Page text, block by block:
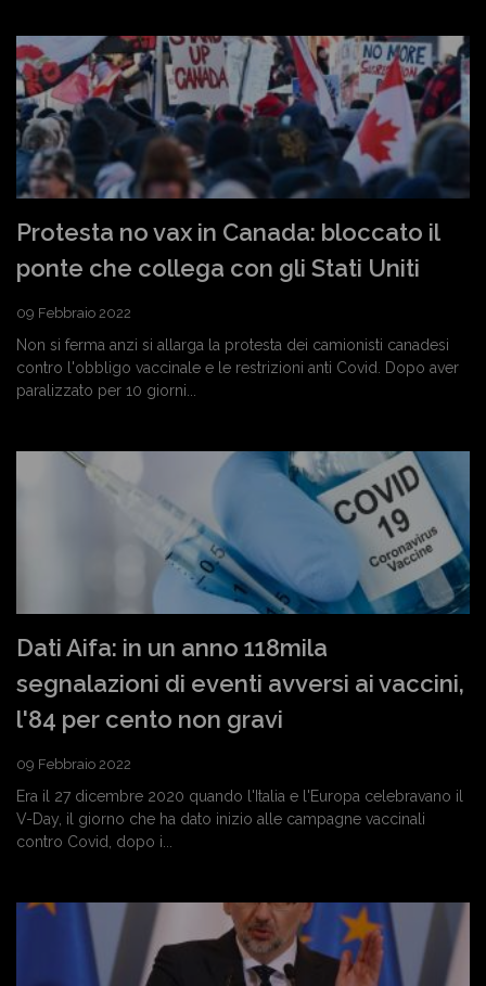
Protesta no vax in Canada: bloccato il
ponte che collega con gli Stati Uniti
09 Febbraio 2022
Non si ferma anzi si allarga la protesta dei camionisti canadesi
contro l'obbligo vaccinale e le restrizioni anti Covid. Dopo aver
paralizzato per 10 giorni...
Dati Aifa: in un anno 118mila
segnalazioni di eventi avversi ai vaccini,
l'84 per cento non gravi
09 Febbraio 2022
Era il 27 dicembre 2020 quando l'Italia e l'Europa celebravano il
V-Day, il giorno che ha dato inizio alle campagne vaccinali
contro Covid, dopo i...